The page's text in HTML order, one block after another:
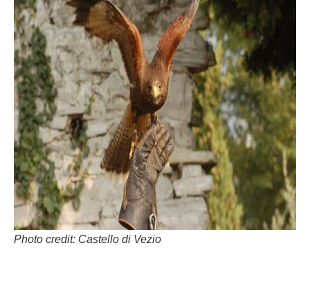
Photo credit: Castello di Vezio